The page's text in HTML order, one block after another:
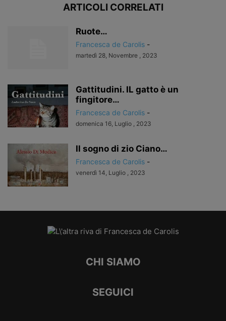
ARTICOLI CORRELATI
Ruote…
Francesca de Carolis -
martedì 28, Novembre , 2023
Gattitudini. IL gatto è un
fingitore…
Francesca de Carolis -
domenica 16, Luglio , 2023
Il sogno di zio Ciano…
Francesca de Carolis -
venerdì 14, Luglio , 2023
CHI SIAMO
SEGUICI